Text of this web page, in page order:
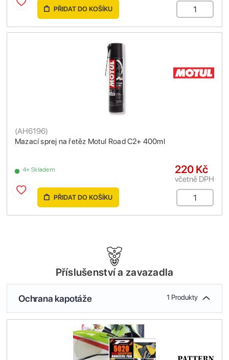
PŘIDAT DO KOŠÍKU
Mazací sprej na řetěz Motul Road C2+ 400ml
(AH6196)
4+ Skladem 220 Kč
včetně DPH
PŘIDAT DO KOŠÍKU
Příslušenství a zavazadla
Ochrana kapotáže 1 Produkty